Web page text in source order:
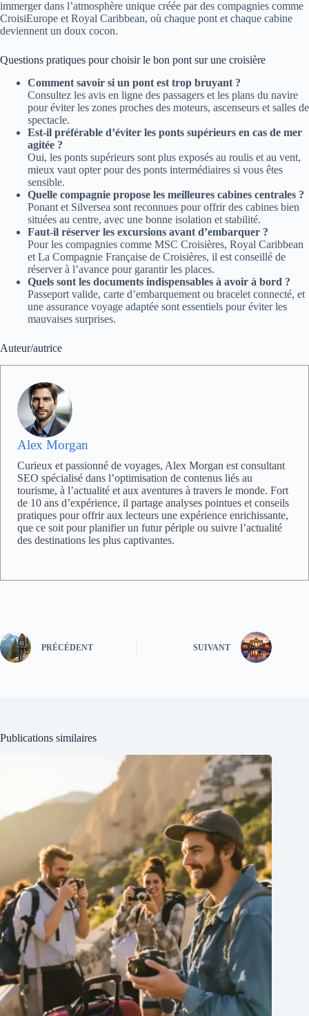
immerger dans l’atmosphère unique créée par des compagnies comme
CroisiEurope et Royal Caribbean, où chaque pont et chaque cabine
deviennent un doux cocon.
Questions pratiques pour choisir le bon pont sur une croisière
Comment savoir si un pont est trop bruyant ?
Consultez les avis en ligne des passagers et les plans du navire
pour éviter les zones proches des moteurs, ascenseurs et salles de
spectacle.
Est-il préférable d’éviter les ponts supérieurs en cas de mer
agitée ?
Oui, les ponts supérieurs sont plus exposés au roulis et au vent​,
mieux vaut opter pour des ponts intermédiaires si vous êtes
sensible.
Quelle compagnie propose les meilleures cabines centrales ?
Ponant et Silversea sont reconnues pour offrir des cabines bien
situées au centre, avec une bonne isolation et stabilité.
Faut-il réserver les excursions avant d’embarquer ?
Pour les compagnies comme MSC Croisières, Royal Caribbean
et La Compagnie Française de Croisières, il est conseillé de
réserver à l’avance pour garantir les places.
Quels sont les documents indispensables à avoir à bord ?
Passeport valide, carte d’embarquement ou bracelet connecté, et
une assurance voyage adaptée sont essentiels pour éviter les
mauvaises surprises.
Auteur/autrice
Alex Morgan
Curieux et passionné de voyages, Alex Morgan est consultant
SEO spécialisé dans l’optimisation de contenus liés au
tourisme, à l’actualité et aux aventures à travers le monde. Fort
de 10 ans d’expérience, il partage analyses pointues et conseils
pratiques pour offrir aux lecteurs une expérience enrichissante,
que ce soit pour planifier un futur périple ou suivre l’actualité
des destinations les plus captivantes.
PRÉCÉDENT SUIVANT
Publications similaires